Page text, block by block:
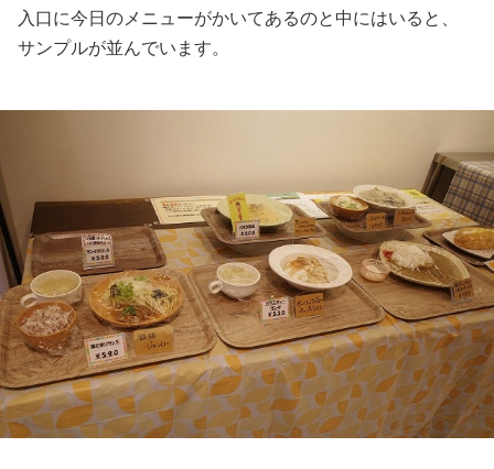
入口に今日のメニューがかいてあるのと中にはいると、
サンプルが並んでいます。